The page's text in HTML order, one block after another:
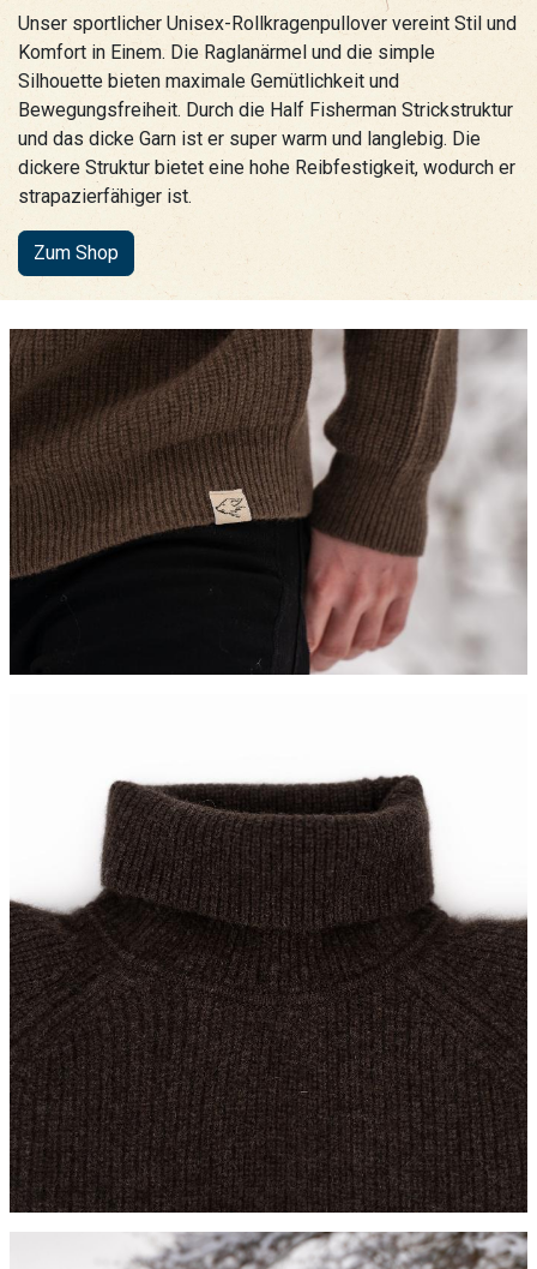
Unser sportlicher Unisex-Rollkragenpullover vereint Stil und
Komfort in Einem. Die Raglanärmel und die simple
Silhouette bieten maximale Gemütlichkeit und
Bewegungsfreiheit. Durch die Half Fisherman Strickstruktur
und das dicke Garn ist er super warm und langlebig. Die
dickere Struktur bietet eine hohe Reibfestigkeit, wodurch er
strapazierfähiger ist.
Zum Shop